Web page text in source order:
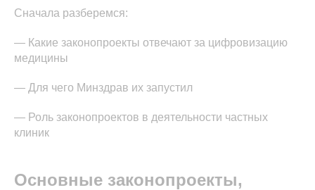
Сначала разберемся:
— Какие законопроекты отвечают за цифровизацию
медицины
— Для чего Минздрав их запустил
— Роль законопроектов в деятельности частных
клиник
Основные законопроекты,